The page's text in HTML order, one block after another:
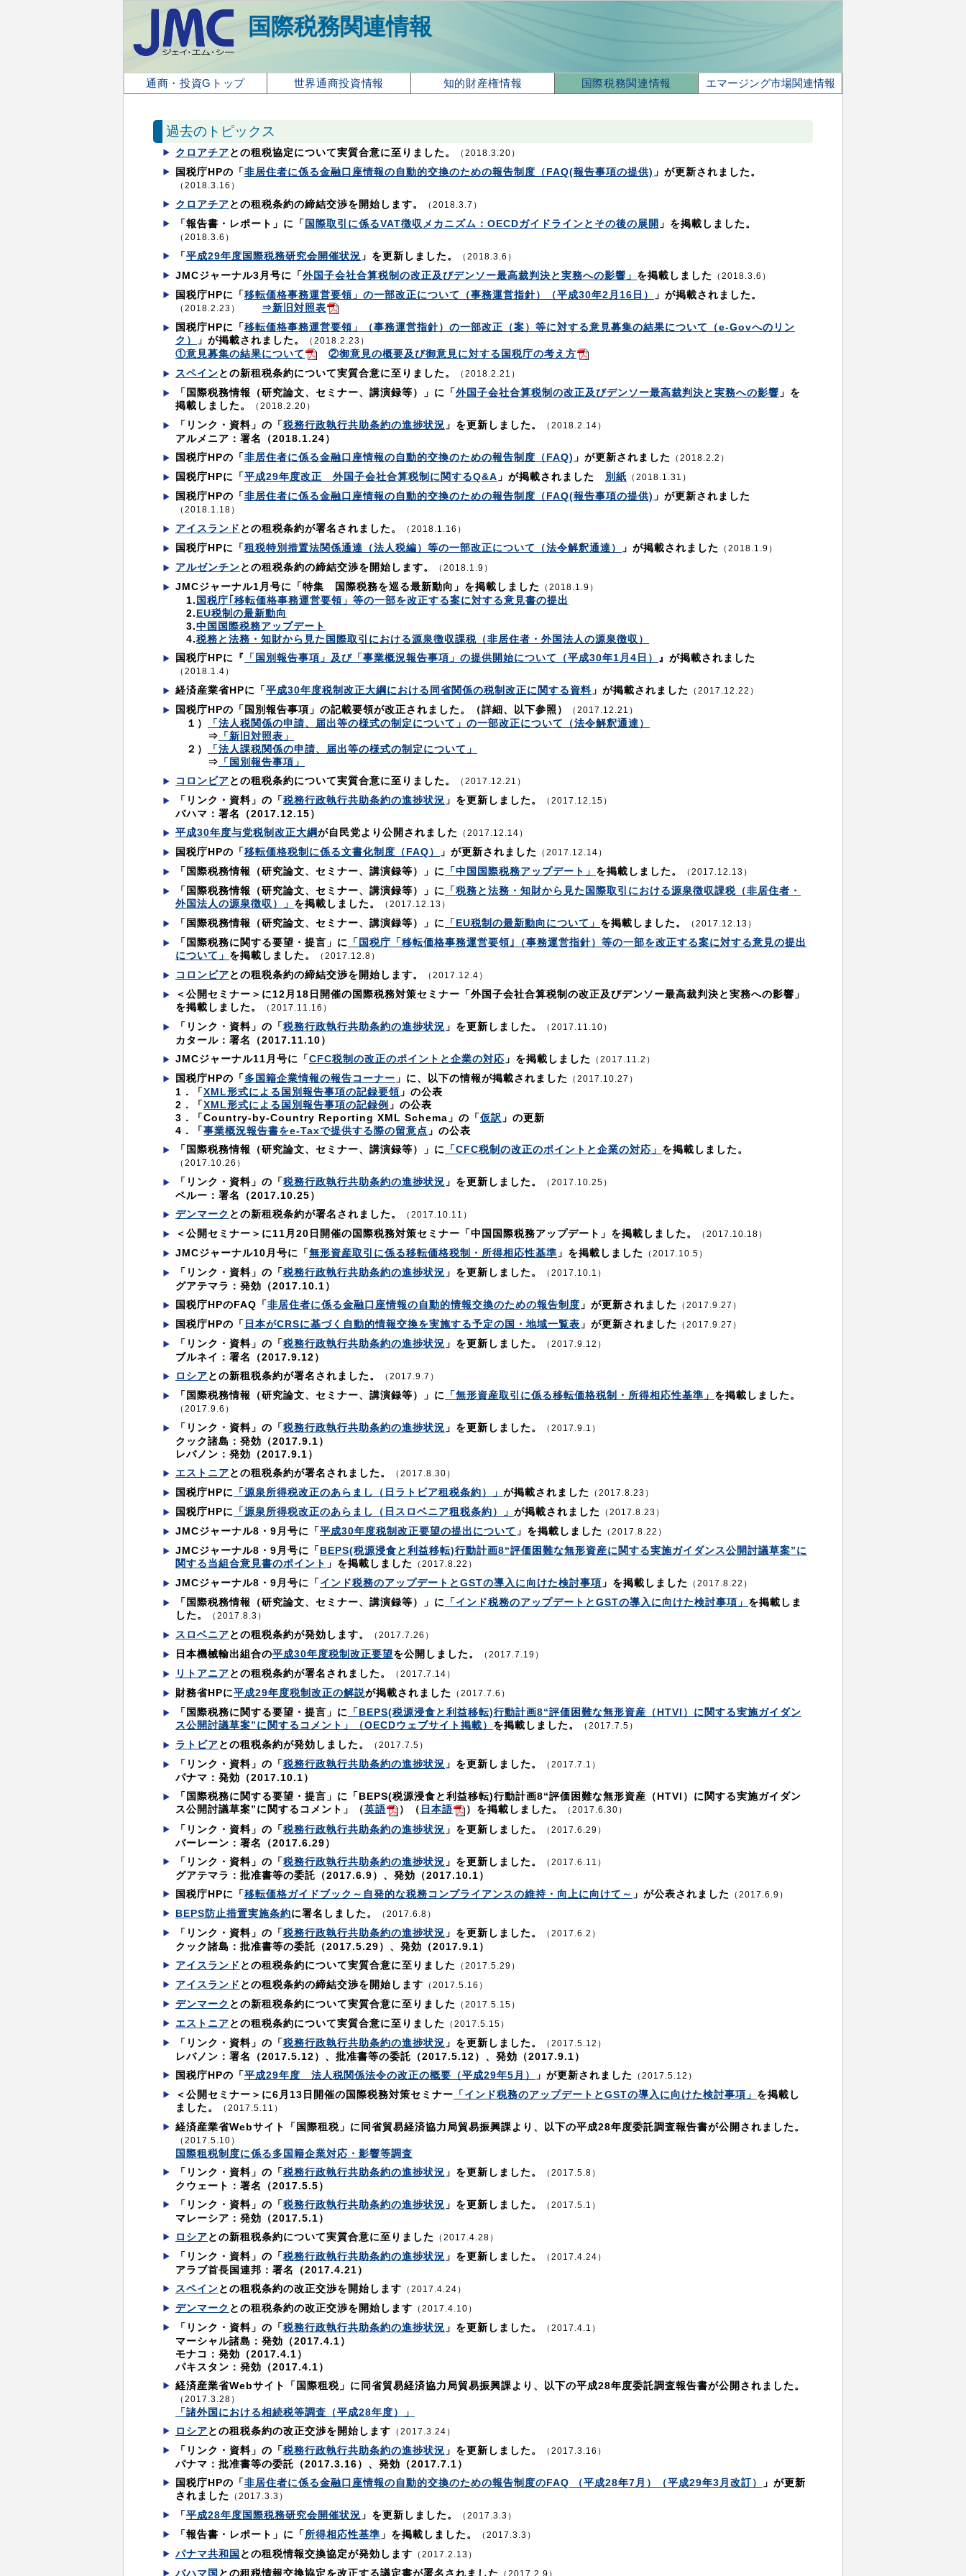
国際税務関連情報
通商・投資Gトップ 世界通商投資情報 知的財産権情報 国際税務関連情報 エマージング市場関連情報
過去のトピックス
クロアチアとの租税協定について実質合意に至りました。 （2018.3.20）
国税庁HPの「非居住者に係る金融口座情報の自動的交換のための報告制度（FAQ(報告事項の提供) 」が更新されました。
（2018.3.16）
クロアチアとの租税条約の締結交渉を開始します。 （2018.3.7）
「報告書・レポート」に「 国際取引に係るVAT徴収メカニズム：OECDガイドラインとその後の展開 」を掲載しました。
（2018.3.6）
「平成29年度国際税務研究会開催状況 」を更新しました。 （2018.3.6）
JMCジャーナル3月号に「外国子会社合算税制の改正及びデンソー最高裁判決と実務への影響」 を掲載しました （2018.3.6）
国税庁HPに「移転価格事務運営要領」の一部改正について（事務運営指針）（平成30年2月16日） 」が掲載されました。
（2018.2.23）
⇒新旧対照表
国税庁HPに「移転価格事務運営要領」（事務運営指針）の一部改正（案）等に対する意見募集の結果について（e-Govへのリン
ク）
」が掲載されました。 （2018.2.23）
①意見募集の結果について
②御意見の概要及び御意見に対する国税庁の考え方
スペインとの新租税条約について実質合意に至りました。 （2018.2.21）
「国際税務情報（研究論文、セミナー、講演録等）」に「外国子会社合算税制の改正及びデンソー最高裁判決と実務への影響 」を
掲載しました。
（2018.2.20）
「リンク・資料」の「税務行政執行共助条約の進捗状況 」を更新しました。 （2018.2.14）
アルメニア：署名（2018.1.24）
国税庁HPの「非居住者に係る金融口座情報の自動的交換のための報告制度（FAQ) 」が更新されました （2018.2.2）
国税庁HPに「平成29年度改正 外国子会社合算税制に関するQ&A 」が掲載されました 別紙 （2018.1.31）
国税庁HPの「非居住者に係る金融口座情報の自動的交換のための報告制度（FAQ(報告事項の提供) 」が更新されました
（2018.1.18）
アイスランド との租税条約が署名されました。 （2018.1.16）
国税庁HPに「租税特別措置法関係通達（法人税編）等の一部改正について（法令解釈通達） 」が掲載されました （2018.1.9）
アルゼンチンとの租税条約の締結交渉を開始します。 （2018.1.9）
JMCジャーナル1月号に「特集 国際税務を巡る最新動向」を掲載しました （2018.1.9）
1. 国税庁｢移転価格事務運営要領」等の一部を改正する案に対する意見書の提出
2.EU税制の最新動向
3.中国国際税務アップデート
4.税務と法務・知財から見た国際取引における源泉徴収課税（非居住者・外国法人の源泉徴収）
国税庁HPに『
「国別報告事項」及び「事業概況報告事項」の提供開始について（平成30年1月4日） 』が掲載されました
（2018.1.4）
経済産業省HPに「平成30年度税制改正大綱における同省関係の税制改正に関する資料 」が掲載されました （2017.12.22）
国税庁HPの「国別報告事項」の記載要領が改正されました。（詳細、以下参照） （2017.12.21）
１）
「法人税関係の申請、届出等の様式の制定について」の一部改正について（法令解釈通達）
⇒ 「新旧対照表」
２）
「法人課税関係の申請、届出等の様式の制定について」
⇒ 「国別報告事項」
コロンビアとの租税条約について実質合意に至りました。 （2017.12.21）
「リンク・資料」の「税務行政執行共助条約の進捗状況 」を更新しました。 （2017.12.15）
バハマ：署名（2017.12.15）
平成30年度与党税制改正大綱が自民党より公開されました （2017.12.14）
国税庁HPの「移転価格税制に係る文書化制度（FAQ） 」が更新されました （2017.12.14）
「国際税務情報（研究論文、セミナー、講演録等）」に 「中国国際税務アップデート」 を掲載しました。 （2017.12.13）
「国際税務情報（研究論文、セミナー、講演録等）」に 「税務と法務・知財から見た国際取引における源泉徴収課税（非居住者・
外国法人の源泉徴収）」 を掲載しました。 （2017.12.13）
「国際税務情報（研究論文、セミナー、講演録等）」に 「EU税制の最新動向について」 を掲載しました。 （2017.12.13）
「国際税務に関する要望・提言」に 「国税庁「移転価格事務運営要領｣（事務運営指針）等の一部を改正する案に対する意見の提出
について」 を掲載しました。 （2017.12.8）
コロンビアとの租税条約の締結交渉を開始します。 （2017.12.4）
＜公開セミナー＞に12月18日開催の国際税務対策セミナー「外国子会社合算税制の改正及びデンソー最高裁判決と実務への影響」
を掲載しました。
（2017.11.16）
「リンク・資料」の「税務行政執行共助条約の進捗状況 」を更新しました。 （2017.11.10）
カタール：署名（2017.11.10）
JMCジャーナル11月号に「CFC税制の改正のポイントと企業の対応 」を掲載しました （2017.11.2）
国税庁HPの「多国籍企業情報の報告コーナー 」に、以下の情報が掲載されました （2017.10.27）
1．「XML形式による国別報告事項の記録要領 」の公表
2．「XML形式による国別報告事項の記録例 」の公表
3．「Country-by-Country Reporting XML Schema」の「仮訳 」の更新
4．「事業概況報告書をe-Taxで提供する際の留意点 」の公表
「国際税務情報（研究論文、セミナー、講演録等）」に 「CFC税制の改正のポイントと企業の対応」 を掲載しました。
（2017.10.26）
「リンク・資料」の「税務行政執行共助条約の進捗状況 」を更新しました。 （2017.10.25）
ペルー：署名（2017.10.25）
デンマーク との新租税条約が署名されました。 （2017.10.11）
＜公開セミナー＞に11月20日開催の国際税務対策セミナー「中国国際税務アップデート」を掲載しました。 （2017.10.18）
JMCジャーナル10月号に「無形資産取引に係る移転価格税制・所得相応性基準 」を掲載しました （2017.10.5）
「リンク・資料」の「税務行政執行共助条約の進捗状況 」を更新しました。 （2017.10.1）
グアテマラ：発効（2017.10.1）
国税庁HPのFAQ「非居住者に係る金融口座情報の自動的情報交換のための報告制度 」が更新されました （2017.9.27）
国税庁HPの「 日本がCRSに基づく自動的情報交換を実施する予定の国・地域一覧表 」が更新されました （2017.9.27）
「リンク・資料」の「税務行政執行共助条約の進捗状況 」を更新しました。 （2017.9.12）
ブルネイ：署名（2017.9.12）
ロシアとの新租税条約が署名されました。 （2017.9.7）
「国際税務情報（研究論文、セミナー、講演録等）」に 「無形資産取引に係る移転価格税制・所得相応性基準」 を掲載しました。
（2017.9.6）
「リンク・資料」の「税務行政執行共助条約の進捗状況 」を更新しました。 （2017.9.1）
クック諸島：発効（2017.9.1）
レバノン：発効（2017.9.1）
エストニアとの租税条約が署名されました。 （2017.8.30）
国税庁HPに 「源泉所得税改正のあらまし（日ラトビア租税条約）」 が掲載されました （2017.8.23）
国税庁HPに 「源泉所得税改正のあらまし（日スロベニア租税条約）」 が掲載されました （2017.8.23）
JMCジャーナル8・9月号に「平成30年度税制改正要望の提出について 」を掲載しました （2017.8.22）
JMCジャーナル8・9月号に「BEPS(税源浸食と利益移転)行動計画8“評価困難な無形資産に関する実施ガイダンス公開討議草案”に
関する当組合意見書のポイント 」を掲載しました （2017.8.22）
JMCジャーナル8・9月号に「インド税務のアップデートとGSTの導入に向けた検討事項 」を掲載しました （2017.8.22）
「国際税務情報（研究論文、セミナー、講演録等）」に 「インド税務のアップデートとGSTの導入に向けた検討事項」 を掲載しま
した。
（2017.8.3）
スロベニアとの租税条約が発効します。 （2017.7.26）
日本機械輸出組合の平成30年度税制改正要望を公開しました。 （2017.7.19）
リトアニアとの租税条約が署名されました。 （2017.7.14）
財務省HPに平成29年度税制改正の解説が掲載されました （2017.7.6）
「国際税務に関する要望・提言」に 「BEPS(税源浸食と利益移転)行動計画8“評価困難な無形資産（HTVI）に関する実施ガイダン
ス公開討議草案”に関するコメント」（OECDウェブサイト掲載） を掲載しました。 （2017.7.5）
ラトビアとの租税条約が発効しました。 （2017.7.5）
「リンク・資料」の「税務行政執行共助条約の進捗状況 」を更新しました。 （2017.7.1）
パナマ：発効（2017.10.1）
「国際税務に関する要望・提言」に「BEPS(税源浸食と利益移転)行動計画8“評価困難な無形資産（HTVI）に関する実施ガイダン
ス公開討議草案”に関するコメント」（英語 ）（ 日本語 ）を掲載しました。 （2017.6.30）
「リンク・資料」の「税務行政執行共助条約の進捗状況 」を更新しました。 （2017.6.29）
バーレーン：署名（2017.6.29）
「リンク・資料」の「税務行政執行共助条約の進捗状況 」を更新しました。 （2017.6.11）
グアテマラ：批准書等の委託（2017.6.9）、発効（2017.10.1）
国税庁HPに「移転価格ガイドブック～自発的な税務コンプライアンスの維持・向上に向けて～ 」が公表されました （2017.6.9）
BEPS防止措置実施条約に署名しました。 （2017.6.8）
「リンク・資料」の「税務行政執行共助条約の進捗状況 」を更新しました。 （2017.6.2）
クック諸島：批准書等の委託（2017.5.29）、発効（2017.9.1）
アイスランド との租税条約について実質合意に至りました （2017.5.29）
アイスランド との租税条約の締結交渉を開始します （2017.5.16）
デンマーク との新租税条約について実質合意に至りました （2017.5.15）
エストニアとの租税条約について実質合意に至りました （2017.5.15）
「リンク・資料」の「税務行政執行共助条約の進捗状況 」を更新しました。 （2017.5.12）
レバノン：署名（2017.5.12）、批准書等の委託（2017.5.12）、発効（2017.9.1）
国税庁HPの「平成29年度 法人税関係法令の改正の概要（平成29年5月） 」が更新されました （2017.5.12）
＜公開セミナー＞に6月13日開催の国際税務対策セミナー 「インド税務のアップデートとGSTの導入に向けた検討事項」 を掲載し
ました。
（2017.5.11）
経済産業省Webサイト「国際租税」に同省貿易経済協力局貿易振興課より、以下の平成28年度委託調査報告書が公開されました。
（2017.5.10）
国際租税制度に係る多国籍企業対応・影響等調査
「リンク・資料」の「税務行政執行共助条約の進捗状況 」を更新しました。 （2017.5.8）
クウェート：署名（2017.5.5）
「リンク・資料」の「税務行政執行共助条約の進捗状況 」を更新しました。 （2017.5.1）
マレーシア：発効（2017.5.1）
ロシアとの新租税条約について実質合意に至りました （2017.4.28）
「リンク・資料」の「税務行政執行共助条約の進捗状況 」を更新しました。 （2017.4.24）
アラブ首長国連邦：署名（2017.4.21）
スペインとの租税条約の改正交渉を開始します （2017.4.24）
デンマーク との租税条約の改正交渉を開始します （2017.4.10）
「リンク・資料」の「税務行政執行共助条約の進捗状況 」を更新しました。 （2017.4.1）
マーシャル諸島：発効（2017.4.1）
モナコ：発効（2017.4.1）
パキスタン：発効（2017.4.1）
経済産業省Webサイト「国際租税」に同省貿易経済協力局貿易振興課より、以下の平成28年度委託調査報告書が公開されました。
（2017.3.28）
「諸外国における相続税等調査（平成28年度）」
ロシアとの租税条約の改正交渉を開始します （2017.3.24）
「リンク・資料」の「税務行政執行共助条約の進捗状況 」を更新しました。 （2017.3.16）
パナマ：批准書等の委託（2017.3.16）、発効（2017.7.1）
国税庁HPの「非居住者に係る金融口座情報の自動的交換のための報告制度のFAQ （平成28年7月）（平成29年3月改訂）
」が更新
されました
（2017.3.3）
「平成28年度国際税務研究会開催状況 」を更新しました。 （2017.3.3）
「報告書・レポート」に「所得相応性基準 」を掲載しました。 （2017.3.3）
パナマ共和国 との租税情報交換協定が発効します （2017.2.13）
バハマ国 との租税情報交換協定を改正する議定書が署名されました （2017.2.9）